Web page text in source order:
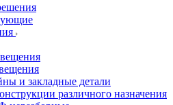
и закладные детали
различного назначения